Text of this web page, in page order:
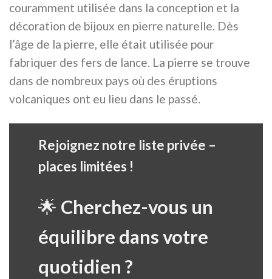
couramment utilisée dans la conception et la
décoration de bijoux en pierre naturelle. Dès
l’âge de la pierre, elle était utilisée pour
fabriquer des fers de lance. La pierre se trouve
dans de nombreux pays où des éruptions
volcaniques ont eu lieu dans le passé.
Rejoignez notre liste privée –
places limitées !
🌟 Cherchez-vous un
équilibre dans votre
quotidien ?